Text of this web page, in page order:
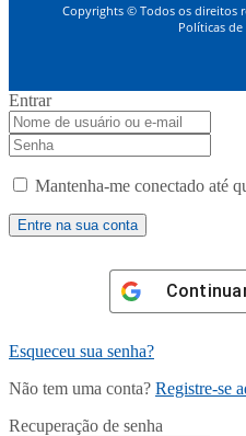
Copyrights © Todos os direitos
Políticas
Entrar
Mantenha-me conectado até
Esqueceu sua senha?
Não tem uma conta? Registre-se
Recuperação de senha